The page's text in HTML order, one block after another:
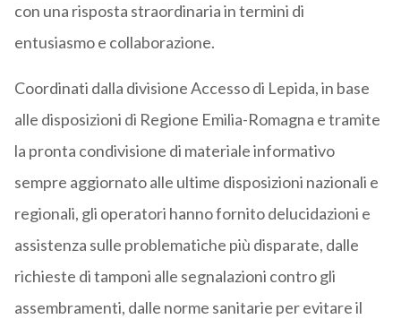
con una risposta straordinaria in termini di
entusiasmo e collaborazione.
Coordinati dalla divisione Accesso di Lepida, in base
alle disposizioni di Regione Emilia-Romagna e tramite
la pronta condivisione di materiale informativo
sempre aggiornato alle ultime disposizioni nazionali e
regionali, gli operatori hanno fornito delucidazioni e
assistenza sulle problematiche più disparate, dalle
richieste di tamponi alle segnalazioni contro gli
assembramenti, dalle norme sanitarie per evitare il